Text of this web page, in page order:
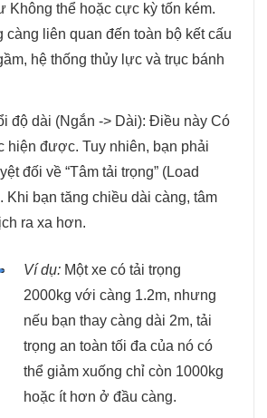
Không thể hoặc cực kỳ tốn kém.
càng liên quan đến toàn bộ kết cấu
hệ thống thủy lực và trục bánh
độ dài (Ngắn -> Dài): Điều này Có
hiện được. Tuy nhiên, bạn phải
đối về “Tâm tải trọng” (Load
Khi bạn tăng chiều dài càng, tâm
ra xa hơn.
Ví dụ:Một xe có tải trọng
2000kg với càng 1.2m, nhưng
nếu bạn thay càng dài 2m, tải
trọng an toàn tối đa của nó có
thể giảm xuống chỉ còn 1000kg
hoặc ít hơn ở đầu càng.